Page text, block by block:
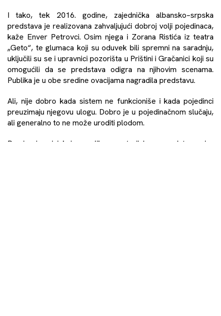
I tako, tek 2016. godine, zajednička albansko–srpska
predstava je realizovana zahvaljujući dobroj volji pojedinaca,
kaže Enver Petrovci. Osim njega i Zorana Ristića iz teatra
„Geto“, te glumaca koji su oduvek bili spremni na saradnju,
uključili su se i upravnici pozorišta u Prištini i Gračanici koji su
omogućili da se predstava odigra na njihovim scenama.
Publika je u obe sredine ovacijama nagradila predstavu.
Ali, nije dobro kada sistem ne funkcioniše i kada pojedinci
preuzimaju njegovu ulogu. Dobro je u pojedinačnom slučaju,
ali generalno to ne može uroditi plodom.
Pomirenje iziskuje velika materijalna sredstva, jer